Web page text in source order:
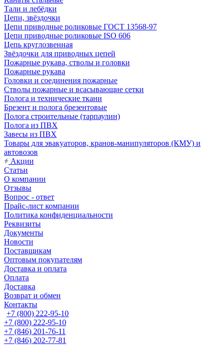
Тали и лебёдки
Цепи, звёздочки
Цепи приводные роликовые ГОСТ 13568-97
Цепи приводные роликовые ISO 606
Цепь круглозвенная
Звёздочки для приводных цепей
Пожарные рукава, стволы и головки
Пожарные рукава
Головки и соединения пожарные
Стволы пожарные и всасывающие сетки
Полога и технические ткани
Брезент и полога брезентовые
Полога строительные (тарпаулин)
Полога из ПВХ
Завесы из ПВХ
Товары для эвакуаторов, кранов-манипуляторов (КМУ) и
автовозов
Акции
Статьи
О компании
Отзывы
Вопрос - ответ
Прайс-лист компании
Политика конфиденциальности
Реквизиты
Документы
Новости
Поставщикам
Оптовым покупателям
Доставка и оплата
Оплата
Доставка
Возврат и обмен
Контакты
+7 (800) 222-95-10
+7 (800) 222-95-10
+7 (846) 201-76-11
+7 (846) 202-77-81